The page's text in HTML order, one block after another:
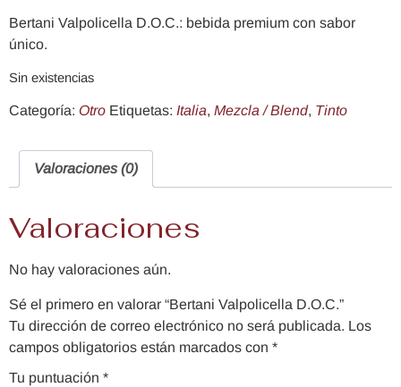
Bertani Valpolicella D.O.C.: bebida premium con sabor
único.
Sin existencias
Categoría: Otro Etiquetas: Italia, Mezcla / Blend, Tinto
Valoraciones (0)
Valoraciones
No hay valoraciones aún.
Sé el primero en valorar “Bertani Valpolicella D.O.C.”
Tu dirección de correo electrónico no será publicada. Los
campos obligatorios están marcados con *
Tu puntuación *